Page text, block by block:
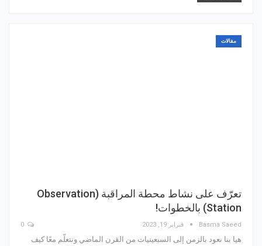
مقالات
تعرّف على نشاط محطة المراقبة (Observation
Station) بالخطوات!
Basma Saeed فبراير 19, 2023
هيا بنا نعود بالزمن إلى السبعينيات من القرن الماضي ونتعلّم معًا كيف